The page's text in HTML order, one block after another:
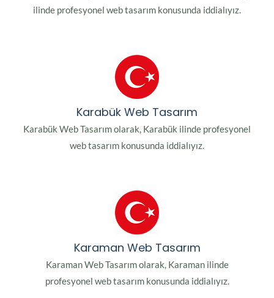
ilinde profesyonel web tasarım konusunda iddialıyız.
Karabük Web Tasarım
Karabük Web Tasarım olarak, Karabük ilinde profesyonel
web tasarım konusunda iddialıyız.
Karaman Web Tasarım
Karaman Web Tasarım olarak, Karaman ilinde
profesyonel web tasarım konusunda iddialıyız.